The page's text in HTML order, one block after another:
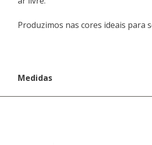
Produzimos nas cores ideais para
Medidas